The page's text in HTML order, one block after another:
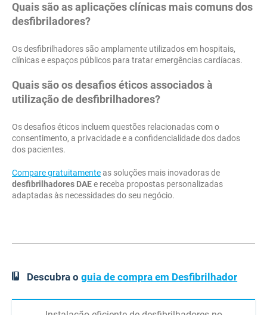
Quais são as aplicações clínicas mais comuns dos
desfibriladores?
Os desfibrilhadores são amplamente utilizados em hospitais,
clínicas e espaços públicos para tratar emergências cardíacas.
Quais são os desafios éticos associados à
utilização de desfibrilhadores?
Os desafios éticos incluem questões relacionadas com o
consentimento, a privacidade e a confidencialidade dos dados
dos pacientes.
Compare gratuitamenteas soluções mais inovadoras de
desfibrilhadores DAEe receba propostas personalizadas
adaptadas às necessidades do seu negócio.
Descubra oguia de compra em Desfibrilhador